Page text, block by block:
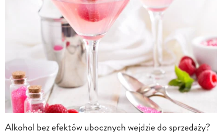
Alkohol bez efektów ubocznych wejdzie do sprzedaży?